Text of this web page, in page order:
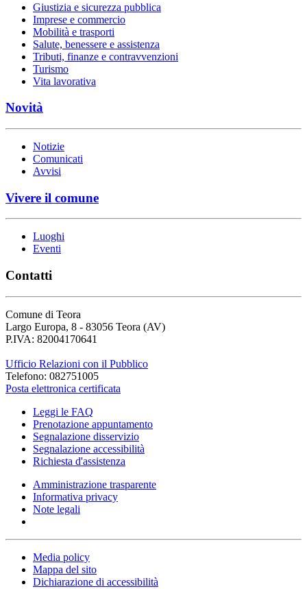
Giustizia e sicurezza pubblica
Imprese e commercio
Mobilità e trasporti
Salute, benessere e assistenza
Tributi, finanze e contravvenzioni
Turismo
Vita lavorativa
Novità
Notizie
Comunicati
Avvisi
Vivere il comune
Luoghi
Eventi
Contatti
Comune di Teora
Largo Europa, 8 - 83056 Teora (AV)
P.IVA: 82004170641
Ufficio Relazioni con il Pubblico
Telefono: 082751005
Posta elettronica certificata
Leggi le FAQ
Prenotazione appuntamento
Segnalazione disservizio
Segnalazione accessibilità
Richiesta d'assistenza
Amministrazione trasparente
Informativa privacy
Note legali
Media policy
Mappa del sito
Dichiarazione di accessibilità